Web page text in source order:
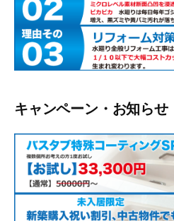
キャンペーン・お知らせ